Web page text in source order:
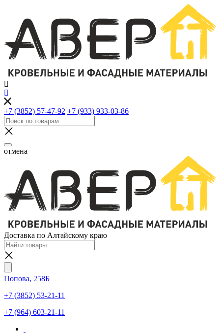
+7 (3852) 57-47-92 +7 (933) 933-03-86
отмена
Доставка по Алтайскому краю
Попова, 258Б
+7 (3852) 53-21-11
+7 (964) 603-21-11